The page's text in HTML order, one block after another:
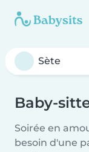
Baby-
Soirée en
besoin d'une